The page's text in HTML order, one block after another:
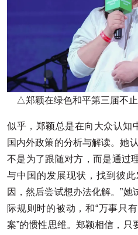
△郑颖在绿色和平第三届不
似乎，郑颖总是在向大众认知
国内外政策的分析与解读。她
不是为了跟随对方，而是通过
与中国的发展现状，找到彼
因，然后尝试想办法化解。”她
际规则时的被动，和“万事只
案”的惯性思维。郑颖相信，